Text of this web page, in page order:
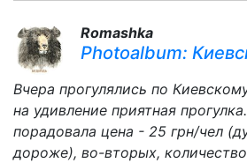
Romashka
Photoalbum:
Вчера прогулялись по
на удивление приятная
порадовала цена - 25 грн/чел
дороже), во-вторых,